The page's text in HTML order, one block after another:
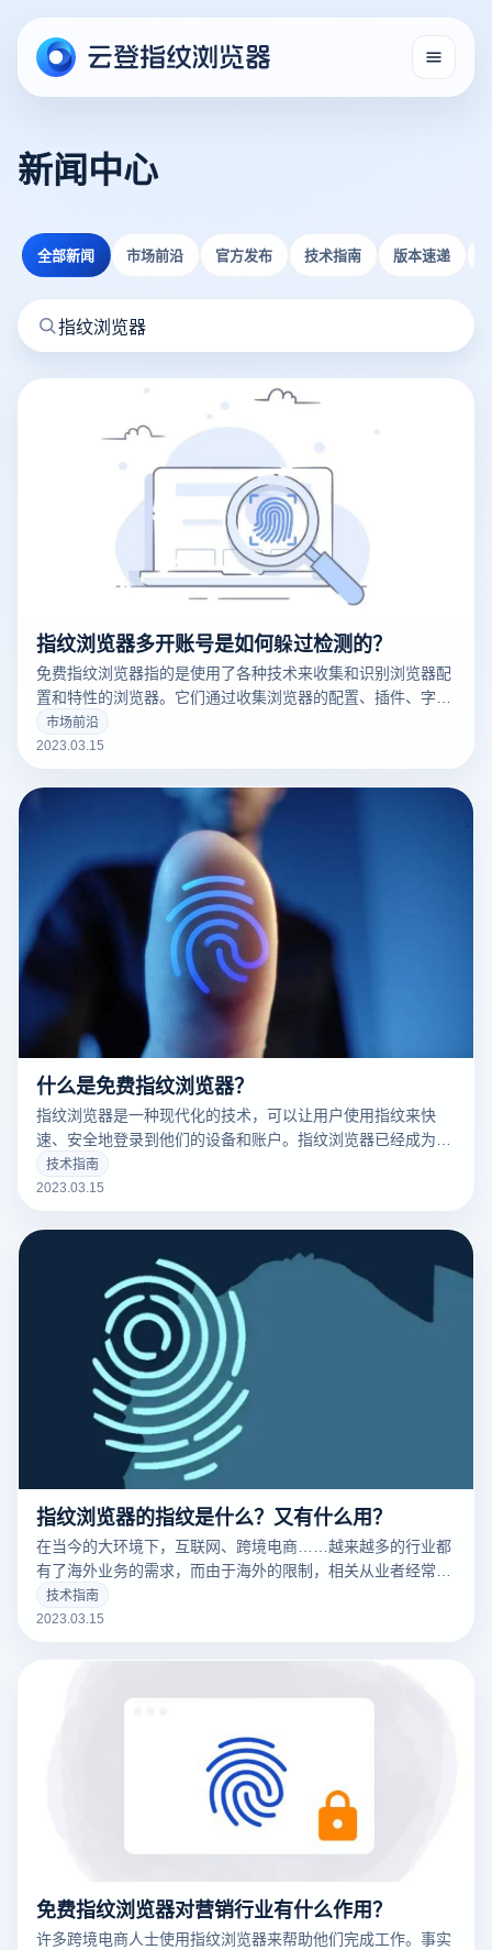
新闻中心
全部新闻 市场前沿 官方发布 技术指南 版本速递
指纹浏览器多开账号是如何躲过检测的？
免费指纹浏览器指的是使用了各种技术来收集和识别浏览器配
置和特性的浏览器。它们通过收集浏览器的配置、插件、字
体、操作系统版本等信息来创建一个唯一的浏览器指纹，这可
以用于追踪用户的在线行为。
市场前沿
2023.03.15
什么是免费指纹浏览器？
指纹浏览器是一种现代化的技术，可以让用户使用指纹来快
速、安全地登录到他们的设备和账户。指纹浏览器已经成为了
现代科技的标志之一，并且越来越多的人开始使用它。
技术指南
2023.03.15
指纹浏览器的指纹是什么？又有什么用？
在当今的大环境下，互联网、跨境电商……越来越多的行业都
有了海外业务的需求，而由于海外的限制，相关从业者经常要
针对不同的工作内容用到不同的IP，这时候便要用到指纹浏览
器。要清楚的了解什么是指纹浏览器之前，我们需要知道什么
很大的不同
技术指南
2023.03.15
免费指纹浏览器对营销行业有什么作用？
许多跨境电商人士使用指纹浏览器来帮助他们完成工作。事实